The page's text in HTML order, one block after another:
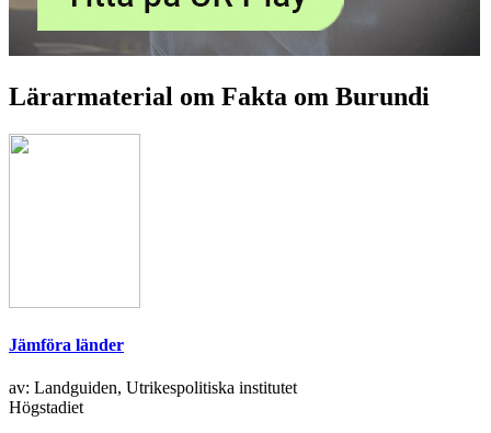
Lärarmaterial om Fakta om Burundi
Jämföra länder
av: Landguiden, Utrikespolitiska institutet
Högstadiet